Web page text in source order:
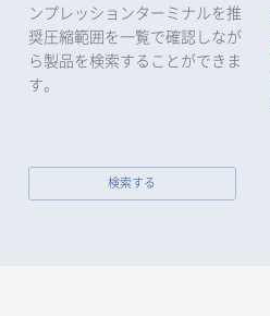
ンプレッションターミナルを推
奨圧縮範囲を一覧で確認しなが
ら製品を検索することができま
す。
検索する